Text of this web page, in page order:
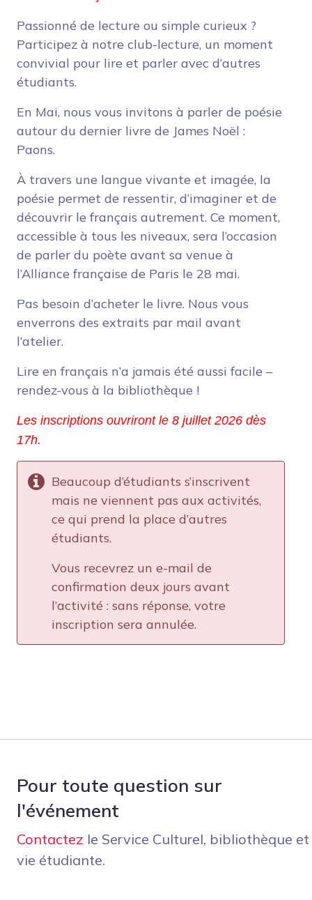
Passionné de lecture ou simple curieux ?
Participez à notre club-lecture, un moment
convivial pour lire et parler avec d’autres
étudiants.
En Mai, nous vous invitons à parler de poésie
autour du dernier livre de James Noël :
Paons.
À travers une langue vivante et imagée, la
poésie permet de ressentir, d’imaginer et de
découvrir le français autrement. Ce moment,
accessible à tous les niveaux, sera l’occasion
de parler du poète avant sa venue à
l’Alliance française de Paris le 28 mai.
Pas besoin d’acheter le livre. Nous vous
enverrons des extraits par mail avant
l’atelier.
Lire en français n’a jamais été aussi facile –
rendez-vous à la bibliothèque !
Les inscriptions ouvriront le 8 juillet 2026 dès
17h.
Beaucoup d’étudiants s’inscrivent
mais ne viennent pas aux activités,
ce qui prend la place d’autres
étudiants.
Vous recevrez un e-mail de
confirmation deux jours avant
l’activité : sans réponse, votre
inscription sera annulée.
Pour toute question sur
l'événement
Contactez le Service Culturel, bibliothèque et
vie étudiante.